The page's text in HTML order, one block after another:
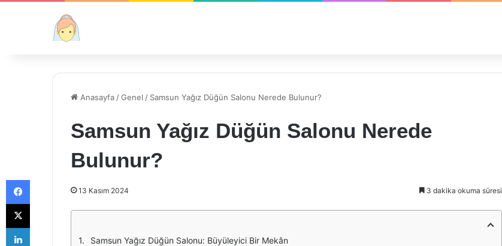
Anasayfa /Genel / Samsun Yağız Düğün Salonu Nerede Bulunur?
Samsun Yağız Düğün Salonu Nerede
Bulunur?
13 Kasım 2024 3 dakika okuma süresi
Samsun Yağız Düğün Salonu: Büyüleyici Bir Mekân
Facebook
X
LinkedIn